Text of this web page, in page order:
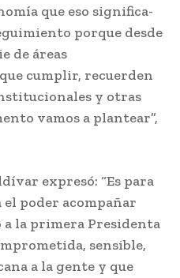
que eso significa-
porque desde
de áreas
cumplir, recuerden
y otras
vamos a plantear”,
expresó: “Es para
poder acompañar
a la primera Presidenta
sensible,
a la gente y que